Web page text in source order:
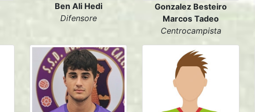
Ben Ali Hedi
Difensore
Gonzalez Besteiro
Marcos Tadeo
Centrocampista